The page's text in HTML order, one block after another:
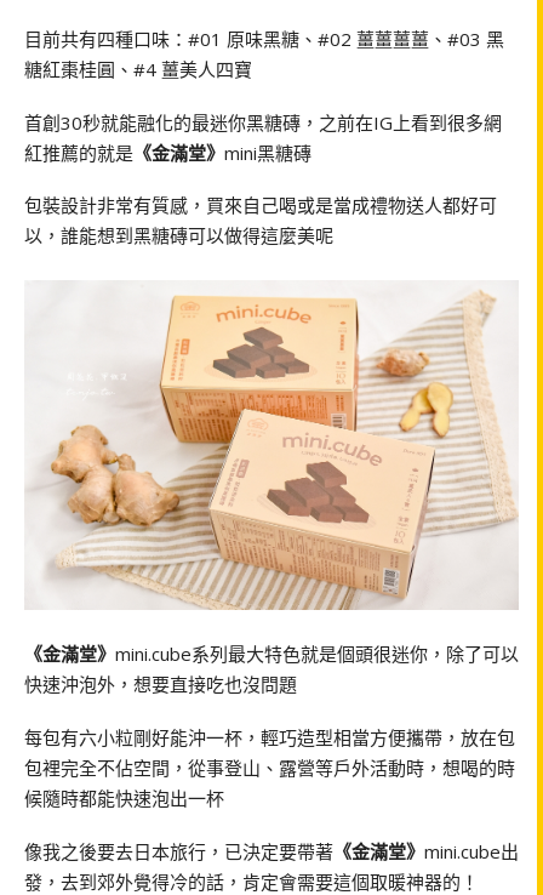
目前共有四種口味：#01 原味黑糖、#02 薑薑薑薑、#03 黑
糖紅棗桂圓、#4 薑美人四寶
首創30秒就能融化的最迷你黑糖磚，之前在IG上看到很多網
紅推薦的就是 《金滿堂》 mini黑糖磚
包裝設計非常有質感，買來自己喝或是當成禮物送人都好可
以，誰能想到黑糖磚可以做得這麼美呢
《金滿堂》 mini.cube系列最大特色就是個頭很迷你，除了可以
快速沖泡外，想要直接吃也沒問題
每包有六小粒剛好能沖一杯，輕巧造型相當方便攜帶，放在包
包裡完全不佔空間，從事登山、露營等戶外活動時，想喝的時
候隨時都能快速泡出一杯
像我之後要去日本旅行，已決定要帶著 《金滿堂》 mini.cube出
發，去到郊外覺得冷的話，肯定會需要這個取暖神器的！